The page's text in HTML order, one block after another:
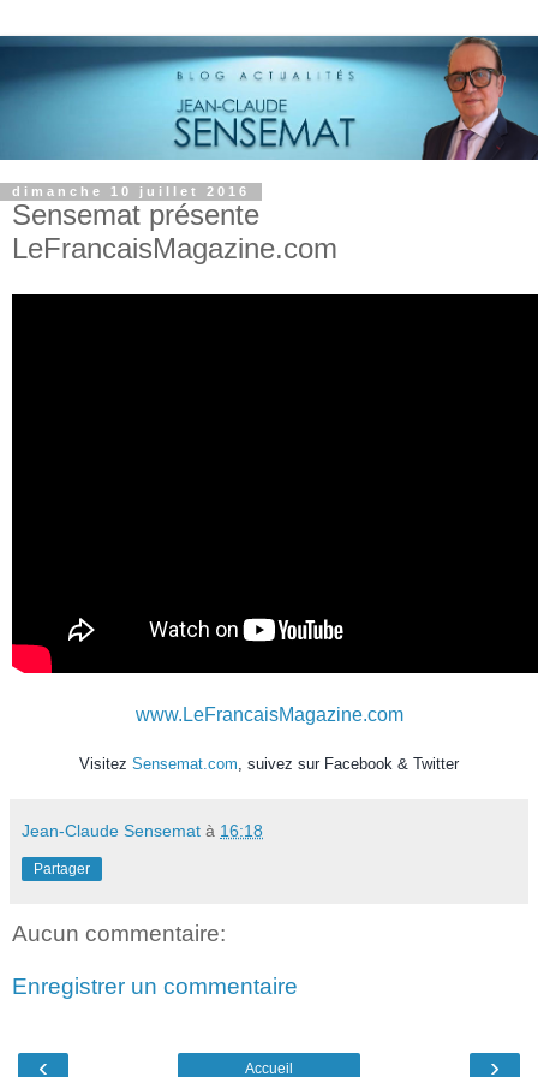
dimanche 10 juillet 2016
Sensemat présente
LeFrancaisMagazine.com
www.LeFrancaisMagazine.com
Visitez Sensemat.com, suivez sur Facebook & Twitter
Jean-Claude Sensemat à 16:18
Partager
Aucun commentaire:
Enregistrer un commentaire
‹ ›
Accueil